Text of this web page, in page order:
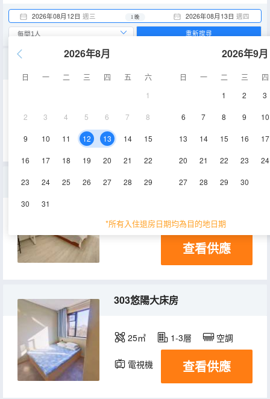
2026年08月12日 週三 2026年08月13日 週四
1 晚
2026年8月
日 一 二 三 四 五
六
1
2 3 4 5 6 7 8
9 10 11 12 13 14 15
16 17 18 19 20 21 22
23 24 25 26 27 28 29
30 31
2026年9月
日 一 二 三
四
1
2 3
6 7 8 9 10
13 14 15 16 17
20 21 22 23 24
27 28 29 30
*所有入住退房日期均為目的地日期
重新搜尋
空調
公寓東區72302陽光大床房
72㎡ 3層 空調
查看供應
303悠陽大床房
25㎡ 1-3層 空調
電視機 查看供應